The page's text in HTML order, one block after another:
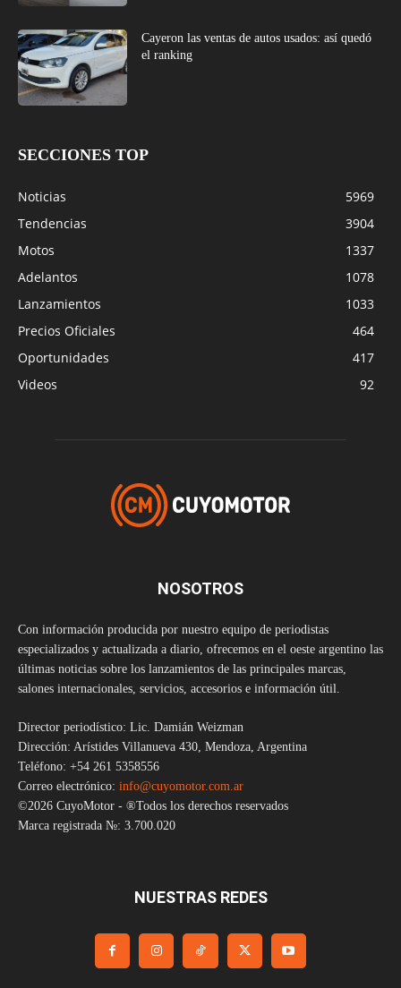
Cayeron las ventas de autos usados: así quedó
el ranking
SECCIONES TOP
Noticias
5969
Tendencias
3904
Motos
1337
Adelantos
1078
Lanzamientos
1033
Precios Oficiales
464
Oportunidades
417
Videos
92
NOSOTROS
Con información producida por nuestro equipo de periodistas
especializados y actualizada a diario, ofrecemos en el oeste argentino las
últimas noticias sobre los lanzamientos de las principales marcas,
salones internacionales, servicios, accesorios e información útil.
Director periodístico: Lic. Damián Weizman
Dirección: Arístides Villanueva 430, Mendoza, Argentina
Teléfono: +54 261 5358556
Correo electrónico: info@cuyomotor.com.ar
©2026 CuyoMotor - ®Todos los derechos reservados
Marca registrada №: 3.700.020
NUESTRAS REDES